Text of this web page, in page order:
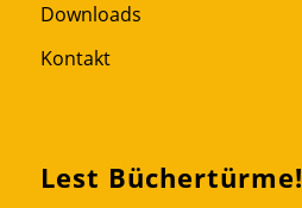
Downloads
Kontakt
Lest Büchertürme!